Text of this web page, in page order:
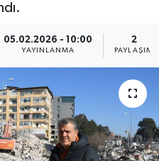
05.02.2026 - 10:00
YAYINLANMA
2
PAYLAŞIM